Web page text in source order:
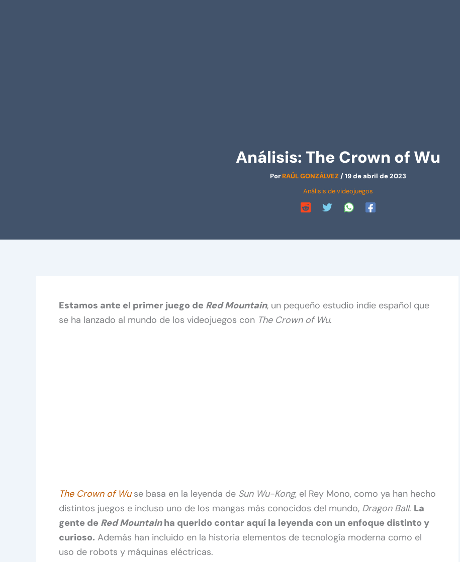
Análisis: The Crown of Wu
PorRAÚL GONZÁLVEZ /19 de abril de 2023
Análisis de videojuegos
Estamos ante el primer juego de Red Mountain, un pequeño estudio indie español que
se ha lanzado al mundo de los videojuegos con The Crown of Wu.
The Crown of Wuse basa en la leyenda de Sun Wu-Kong, el Rey Mono, como ya han hecho
distintos juegos e incluso uno de los mangas más conocidos del mundo, Dragon Ball. La
gente de Red Mountainha querido contar aquí la leyenda con un enfoque distinto y
curioso. Además han incluido en la historia elementos de tecnología moderna como el
uso de robots y máquinas eléctricas.